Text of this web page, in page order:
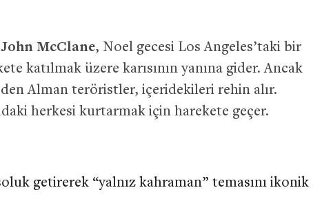
John McClane, Noel gecesi Los Angeles’taki bir
katılmak üzere karısının yanına gider. Ancak
Alman teröristler, içeridekileri rehin alır.
herkesi kurtarmak için harekete geçer.
getirerek “yalnız kahraman” temasını ikonik